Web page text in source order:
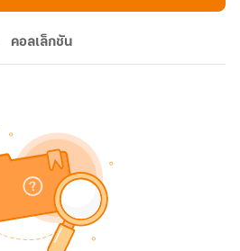
คอลเล็กชัน